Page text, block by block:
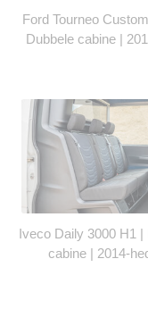
Ford Tourneo
Dubbele cabine |
Iveco Daily 3000 H1 |
cabine | 2014-